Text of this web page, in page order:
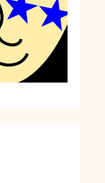
और 5 | सिनेमा जगत